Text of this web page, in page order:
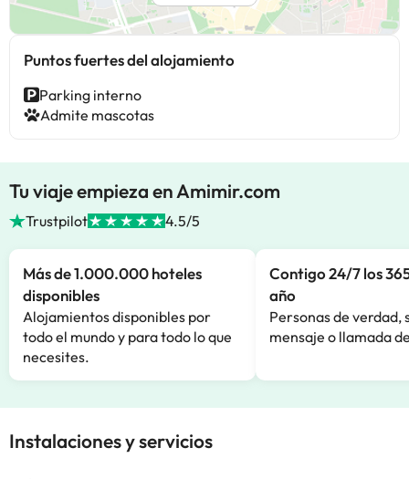
Puntos fuertes del alojamiento
Parking interno
Admite mascotas
Tu viaje empieza en Amimir.com
Trustpilot 4.5/5
Más de 1.000.000 hoteles
disponibles
Alojamientos disponibles por
todo el mundo y para todo lo que
necesites.
Contigo 24/7 los
año
Personas de verdad,
mensaje o llamada
Instalaciones y servicios